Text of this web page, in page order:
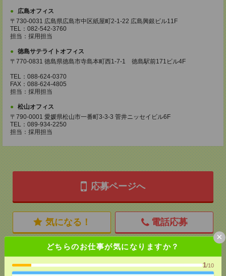
どちらのお仕事が気になりますか？
1/10
×
広島オフィス
〒730-0031 広島県広島市中区紙屋町2-1-22 広島興銀ビル11F
TEL：082-542-3760
担当：採用担当
徳島サテライトオフィス
〒770-0831 徳島県徳島市寺島本町西1-7-1 徳島駅前171ビル4F
TEL：088-624-0370
FAX：088-624-4805
担当：採用担当
松山オフィス
〒790-0001 愛媛県松山市一番町3-3-3 菅井ニッセイビル6F
TEL：089-934-2250
担当：採用担当
応募ページへ
気になる！ 電話応募
メールで送る LINEで送る